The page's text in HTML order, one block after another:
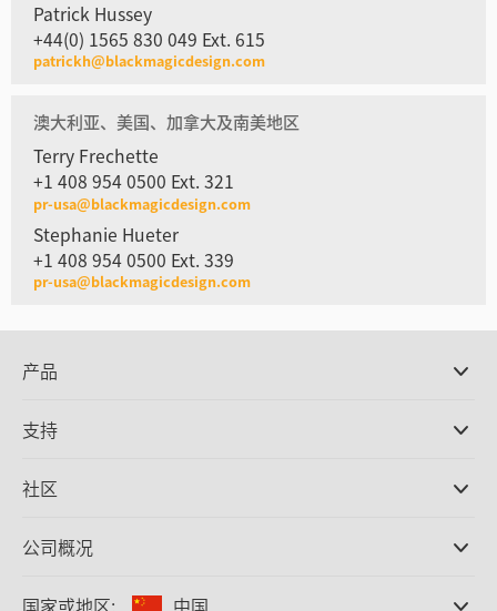
Patrick Hussey
+44(0) 1565 830 049 Ext. 615
patrickh@blackmagicdesign.com
澳大利亚、美国、加拿大及南美地区
Terry Frechette
+1 408 954 0500 Ext. 321
pr-usa@blackmagicdesign.com
Stephanie Hueter
+1 408 954 0500 Ext. 339
pr-usa@blackmagicdesign.com
产品
DaVinci Resolve和Fusion软件
Ultimatte
采集和输出
格式转换
支持
支持中心
社区
公司概况